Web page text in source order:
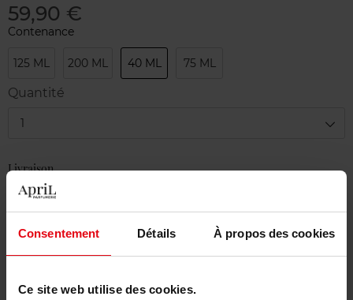
Consentement Détails À propos des cookies
Ce site web utilise des cookies.
59,90 €
Contenance
125 ML 200 ML 40 ML 75 ML
Quantité
1
Livraison
Cet article n'est plus disponible pour le moment
Retour gratuit dans votre magasin